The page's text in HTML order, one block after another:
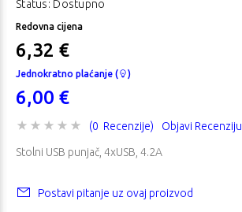
Status: Dostupno
Redovna cijena
6,32 €
Jednokratno plaćanje ( )
6,00 €
(0 Recenzije) Objavi Recenziju
Stolni USB punjač, 4xUSB, 4.2A
Postavi pitanje uz ovaj proizvod